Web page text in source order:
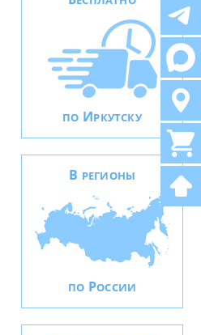
ПО ИРКУТСКУ
В РЕГИОНЫ
ПО РОССИИ